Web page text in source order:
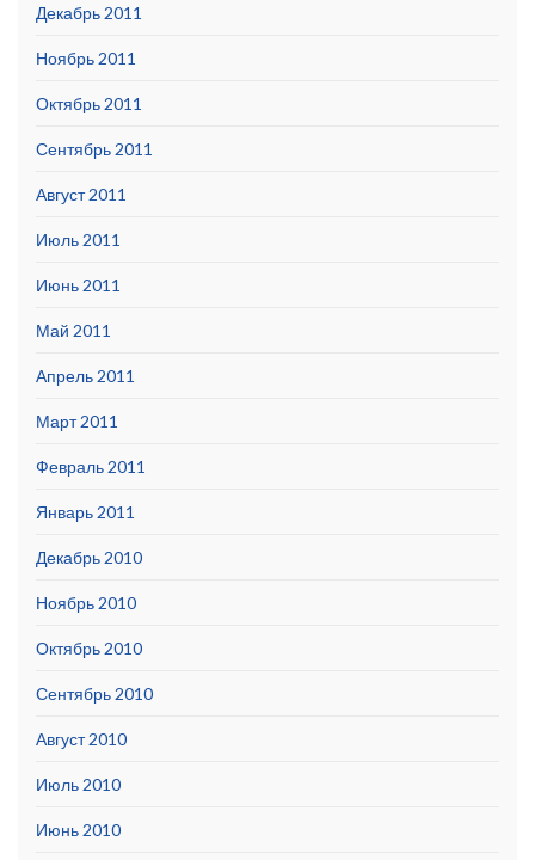
Декабрь 2011
Ноябрь 2011
Октябрь 2011
Сентябрь 2011
Август 2011
Июль 2011
Июнь 2011
Май 2011
Апрель 2011
Март 2011
Февраль 2011
Январь 2011
Декабрь 2010
Ноябрь 2010
Октябрь 2010
Сентябрь 2010
Август 2010
Июль 2010
Июнь 2010